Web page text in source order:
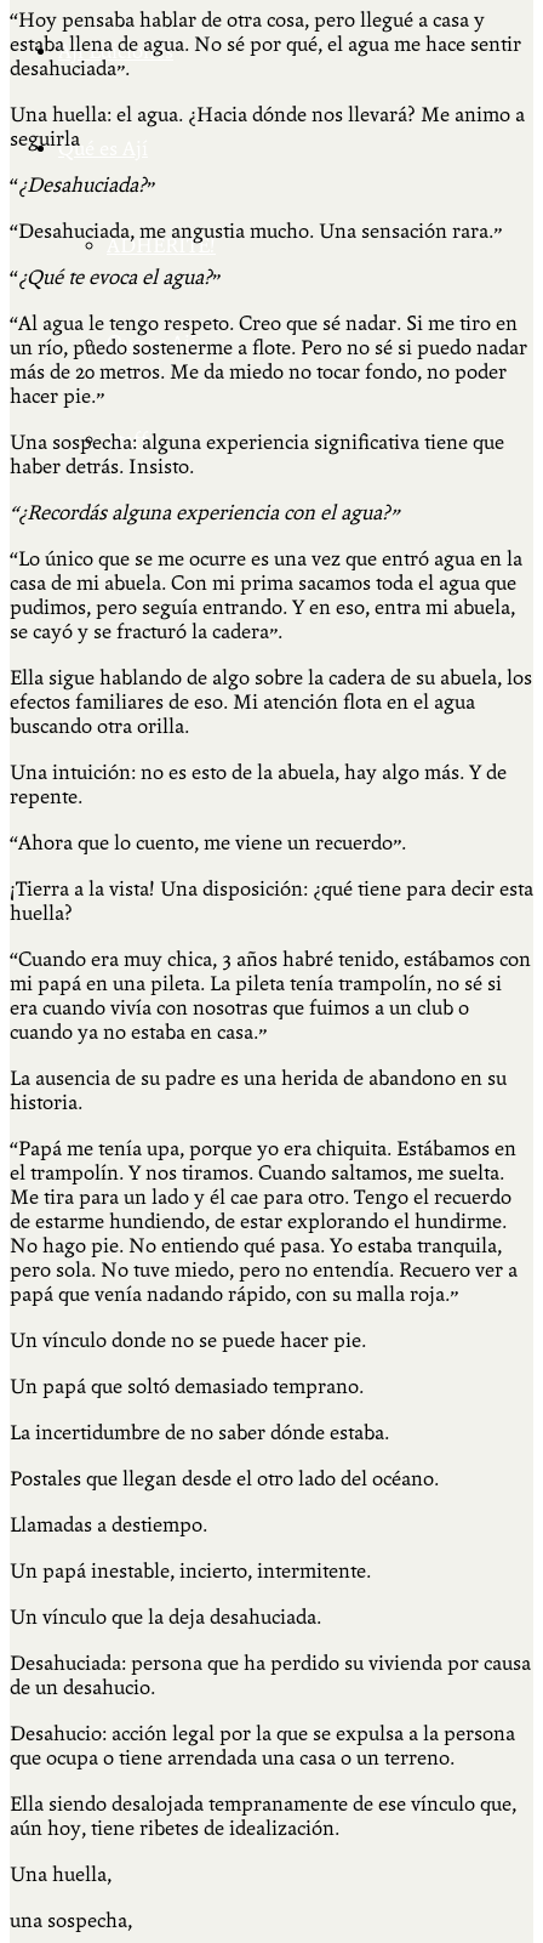
Ají Ediciones
Qué es Ají
ADHERITE!
Qué es Ají
Staff
“Hoy pensaba hablar de otra cosa, pero llegué a casa y
estaba llena de agua. No sé por qué, el agua me hace sentir
desahuciada”.
Una huella: el agua. ¿Hacia dónde nos llevará? Me animo a
seguirla
“¿Desahuciada?”
“Desahuciada, me angustia mucho. Una sensación rara.”
“¿Qué te evoca el agua?”
“Al agua le tengo respeto. Creo que sé nadar. Si me tiro en
un río, puedo sostenerme a flote. Pero no sé si puedo nadar
más de 20 metros. Me da miedo no tocar fondo, no poder
hacer pie.”
Una sospecha: alguna experiencia significativa tiene que
haber detrás. Insisto.
“¿Recordás alguna experiencia con el agua?”
“Lo único que se me ocurre es una vez que entró agua en la
casa de mi abuela. Con mi prima sacamos toda el agua que
pudimos, pero seguía entrando. Y en eso, entra mi abuela,
se cayó y se fracturó la cadera”.
Ella sigue hablando de algo sobre la cadera de su abuela, los
efectos familiares de eso. Mi atención flota en el agua
buscando otra orilla.
Una intuición: no es esto de la abuela, hay algo más. Y de
repente.
“Ahora que lo cuento, me viene un recuerdo”.
¡Tierra a la vista! Una disposición: ¿qué tiene para decir esta
huella?
“Cuando era muy chica, 3 años habré tenido, estábamos con
mi papá en una pileta. La pileta tenía trampolín, no sé si
era cuando vivía con nosotras que fuimos a un club o
cuando ya no estaba en casa.”
La ausencia de su padre es una herida de abandono en su
historia.
“Papá me tenía upa, porque yo era chiquita. Estábamos en
el trampolín. Y nos tiramos. Cuando saltamos, me suelta.
Me tira para un lado y él cae para otro. Tengo el recuerdo
de estarme hundiendo, de estar explorando el hundirme.
No hago pie. No entiendo qué pasa. Yo estaba tranquila,
pero sola. No tuve miedo, pero no entendía. Recuero ver a
papá que venía nadando rápido, con su malla roja.”
Un vínculo donde no se puede hacer pie.
Un papá que soltó demasiado temprano.
La incertidumbre de no saber dónde estaba.
Postales que llegan desde el otro lado del océano.
Llamadas a destiempo.
Un papá inestable, incierto, intermitente.
Un vínculo que la deja desahuciada.
Desahuciada: persona que ha perdido su vivienda por causa
de un desahucio.
Desahucio: acción legal por la que se expulsa a la persona
que ocupa o tiene arrendada una casa o un terreno.
Ella siendo desalojada tempranamente de ese vínculo que,
aún hoy, tiene ribetes de idealización.
Una huella,
una sospecha,